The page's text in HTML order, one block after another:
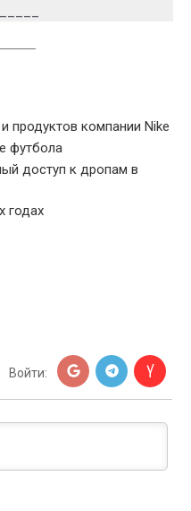
продуктов компании Nike
футбола
доступ к дропам в
годах
Войти: